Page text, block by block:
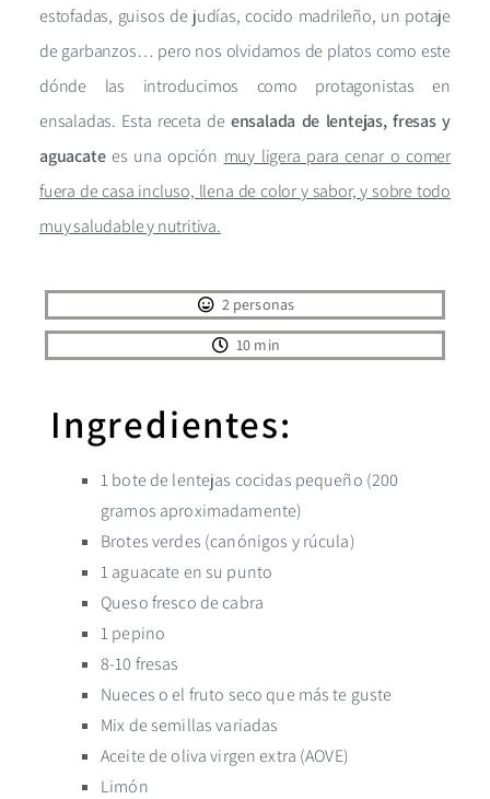
estofadas, guisos de judías, cocido madrileño, un potaje
de garbanzos… pero nos olvidamos de platos como este
dónde las introducimos como protagonistas en
ensaladas. Esta receta de ensalada de lentejas, fresas y
aguacatees una opción muy ligera para cenar o comer
fuera de casa incluso, llena de color y sabor, y sobre todo
muy saludable y nutritiva.
2 personas
10 min
Ingredientes:
1 bote de lentejas cocidas pequeño (200
gramos aproximadamente)
Brotes verdes (canónigos y rúcula)
1 aguacate en su punto
Queso fresco de cabra
1 pepino
8-10 fresas
Nueces o el fruto seco que más te guste
Mix de semillas variadas
Aceite de oliva virgen extra (AOVE)
Limón